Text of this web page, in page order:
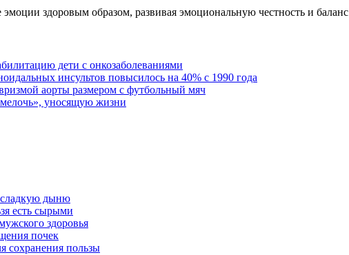
здоровым образом, развивая эмоциональную честность и
дети с онкозаболеваниями
инсультов повысилось на 40% с 1990 года
аорты размером с футбольный мяч
уносящую жизни
сладкую дыню
есть сырыми
здоровья
почек
сохранения пользы